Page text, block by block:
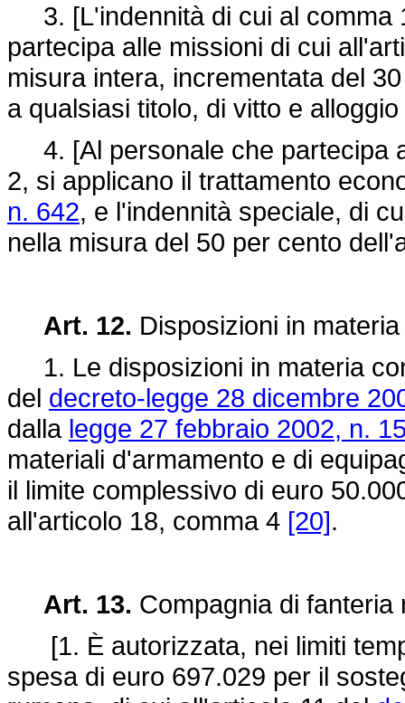
3. [L'indennità di cui al comma
partecipa alle missioni di cui
misura intera, incrementata del
a qualsiasi titolo, di vitto e
4. [Al personale che partecipa
2, si applicano il trattamento
n. 642, e l'indennità speciale, di
nella misura del 50 per cento
Art. 12. Disposizioni in
1. Le disposizioni in materia
del decreto-legge 28 dicembre
dalla legge 27 febbraio 2002, n.
materiali d'armamento e di
il limite complessivo di euro
all'articolo 18, comma 4 [20].
Art. 13. Compagnia di
[1. È autorizzata, nei limiti
spesa di euro 697.029 per il